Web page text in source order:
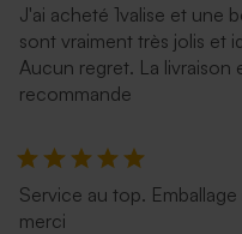
J'ai acheté 1valise et une
sont vraiment très jolis et
Aucun regret. La
recommande
Service au top.
merci